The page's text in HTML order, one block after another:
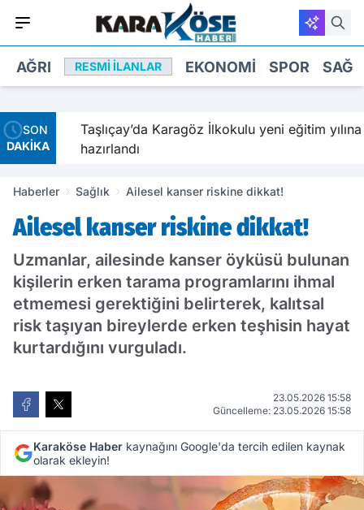
AĞRI RESMI İLANLAR EKONOMI SPOR
SON
DAKİKA
Taşlıçay’da Karagöz İlkokulu yeni eğitim yılına
hazırlandı
Haberler Sağlık Ailesel kanser riskine dikkat!
Ailesel kanser riskine dikkat!
Uzmanlar, ailesinde kanser öyküsü bulunan
kişilerin erken tarama programlarını ihmal
etmemesi gerektiğini belirterek, kalıtsal
risk taşıyan bireylerde erken teşhisin hayat
kurtardığını vurguladı.
23.05.2026 15:58
Güncelleme: 23.05.2026 15:58
Karaköse Haber kaynağını Google'da tercih edilen kaynak
olarak ekleyin!